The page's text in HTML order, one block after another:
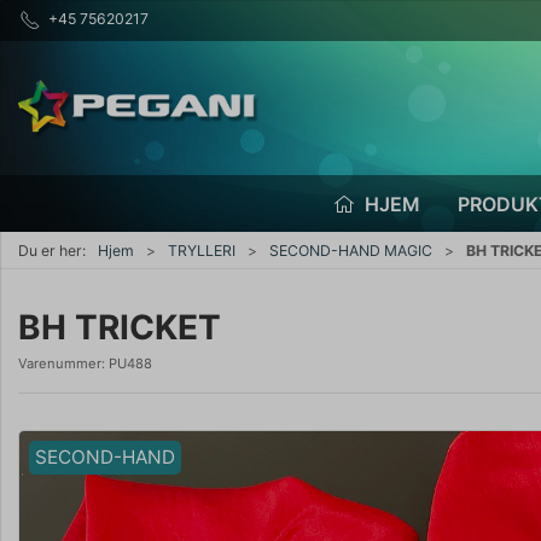
+45 75620217
HJEM
Du er her: Hjem TRYLLERI SECOND-HAND MAGIC BH
BH TRICKET
Varenummer: PU488
SECOND-HAND